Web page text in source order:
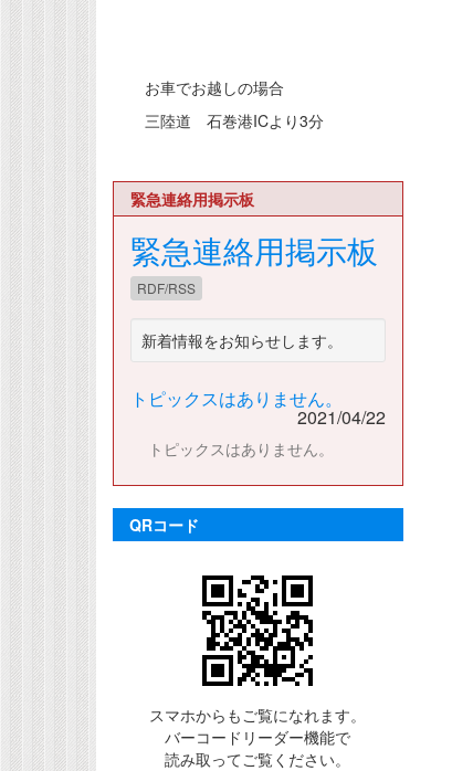
お車でお越しの場合
三陸道 石巻港ICより3分
緊急連絡用掲示板
緊急連絡用掲示板
RDF/RSS
新着情報をお知らせします。
トピックスはありません。
2021/04/22
トピックスはありません。
QRコード
スマホからもご覧になれます。
バーコードリーダー機能で
読み取ってご覧ください。